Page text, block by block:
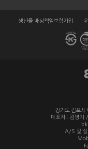
생산물 배상책임보험가입
경기도 김포
대표자 : 김병
A/S 및